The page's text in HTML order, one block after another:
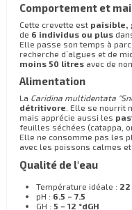
Comportement et
Cette crevette est paisible,
de 6 individus ou plus
Elle passe son temps à
recherche d’algues et de
moins 50 litres avec de
Alimentation
La Caridina multidentata
détritivore . Elle se nourrit
mais apprécie aussi les
feuilles séchées (catappa,
Elle ne consomme pas les
avec les poissons calmes
Qualité de l'eau
Température idéale : 22
pH : 6.5 – 7.5
GH : 5 – 12 °dGH